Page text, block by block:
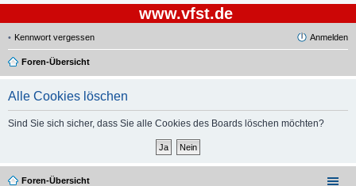
www.vfst.de
Kennwort vergessen Anmelden
Foren-Übersicht
Alle Cookies löschen
Sind Sie sich sicher, dass Sie alle Cookies des Boards löschen möchten?
Foren-Übersicht